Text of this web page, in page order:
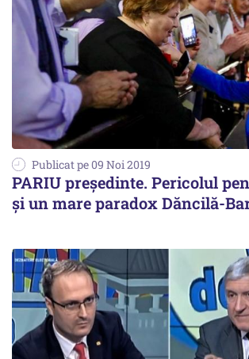
Publicat pe 09 Noi 2019
PARIU președinte. Pericolul
și un mare paradox Dăncilă-